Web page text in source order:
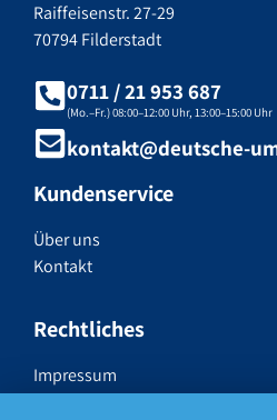
Raiffeisenstr. 27-29
70794 Filderstadt
0711 / 21 953 687
(Mo.–Fr.) 08:00–12:00 Uhr, 13:00–15:00 Uhr
kontakt@deutsche-
Kundenservice
Über uns
Kontakt
Rechtliches
Impressum